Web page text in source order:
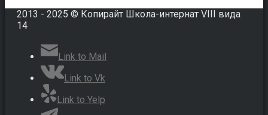
2013 - 2025 © Копирайт Школа-интернат VIII вида
14
Link to Mail
Link to Vk
Link to Yelp